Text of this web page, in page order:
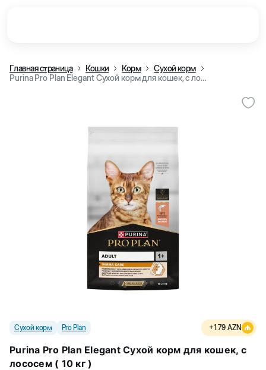
Главная страница Кошки Корм
Сухой корм
Purina Pro Plan Elegant Сухой корм для кошек, с лососем ( 10 кг )
Сухой корм Pro Plan +1.79 AZN
Purina Pro Plan Elegant Сухой корм для кошек, с
лососем ( 10 кг )